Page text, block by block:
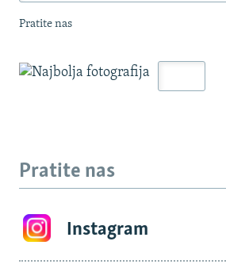
Pratite nas
Pratite nas
Instagram